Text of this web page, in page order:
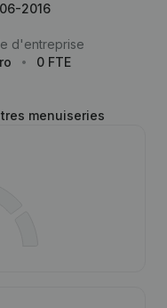
2016
d'entreprise
0 FTE
menuiseries